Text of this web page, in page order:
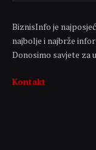
BiznisInfo je
najbolje i najbrže
Donosimo savjete za
Kontakt